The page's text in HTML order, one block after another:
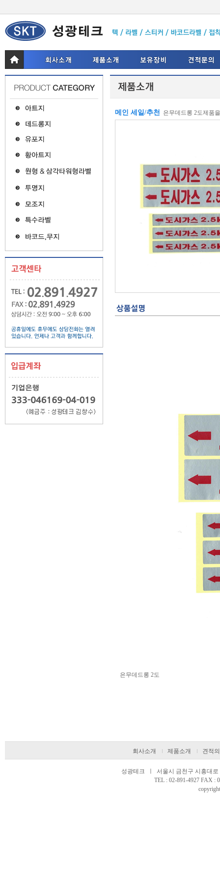
메인 세일/추천 은무데드롱 2도제품
은무데드롱 2도
회사소개 제품소개 견적
성광테크 ㅣ 서울시 금천구 시흥대
TEL : 02-891-4927 FAX :